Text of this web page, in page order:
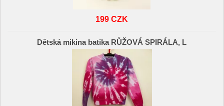
199 CZK
Dětská mikina batika RŮŽOVÁ SPIRÁLA, L